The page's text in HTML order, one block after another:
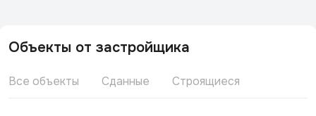
Объекты от застройщика
Все объекты Сданные Строящиеся